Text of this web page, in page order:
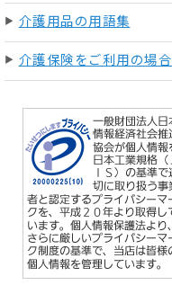
介護用品の用語集
介護保険をご利用の場合